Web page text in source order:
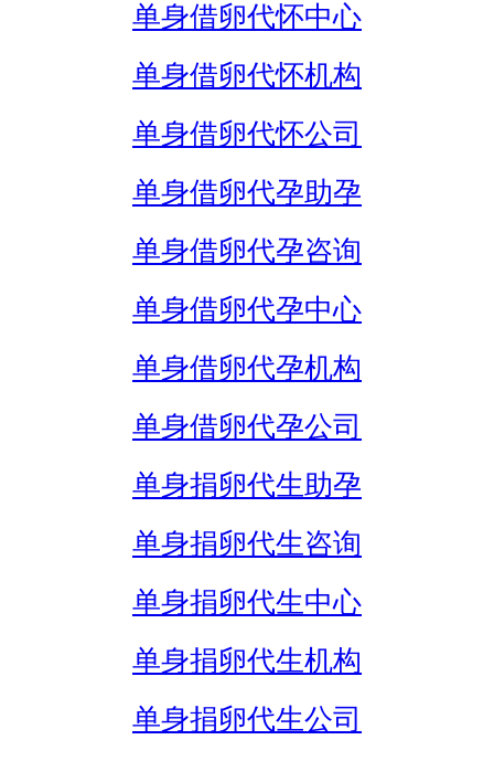
单身借卵代怀中心
单身借卵代怀机构
单身借卵代怀公司
单身借卵代孕助孕
单身借卵代孕咨询
单身借卵代孕中心
单身借卵代孕机构
单身借卵代孕公司
单身捐卵代生助孕
单身捐卵代生咨询
单身捐卵代生中心
单身捐卵代生机构
单身捐卵代生公司